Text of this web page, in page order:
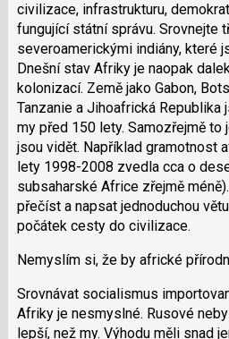
civilizace, infrastrukturu,
fungující státní správu. Srovnejte
severoamerickými indiány, které
Dnešní stav Afriky je naopak
kolonizací. Země jako Gabon,
Tanzanie a Jihoafrická Republika
my před 150 lety. Samozřejmě to
jsou vidět. Například gramotnost
lety 1998-2008 zvedla cca o
subsaharské Africe zřejmě
přečíst a napsat jednoduchou
počátek cesty do civilizace.
Nemyslím si, že by africké
Srovnávat socialismus
Afriky je nesmyslné. Rusové
lepší, než my. Výhodu měli snad